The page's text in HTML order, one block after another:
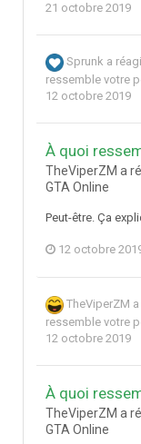
21 octobre 2019
Sprunk a
ressemble votre
12 octobre 2019
À quoi
TheViperZM a
GTA Online
Peut-être. Ça
12 octobre
TheViperZM
ressemble votre
12 octobre 2019
À quoi
TheViperZM a
GTA Online